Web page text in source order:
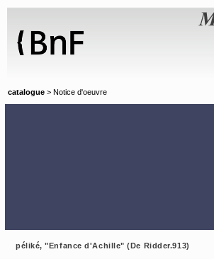
catalogue > Notice d'oeuvre
péliké, "Enfance d'Achille" (De Ridder.913)